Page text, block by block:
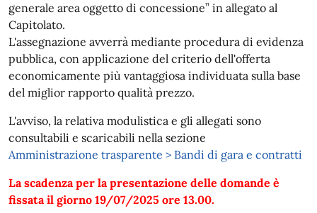
generale area oggetto di concessione” in allegato al
Capitolato.
L'assegnazione avverrà mediante procedura di evidenza
pubblica, con applicazione del criterio dell'offerta
economicamente più vantaggiosa individuata sulla base
del miglior rapporto qualità prezzo.
L'avviso, la relativa modulistica e gli allegati sono
consultabili e scaricabili nella sezione
Amministrazione trasparente > Bandi di gara e contratti
La scadenza per la presentazione delle domande è
fissata il giorno 19/07/2025 ore 13.00.